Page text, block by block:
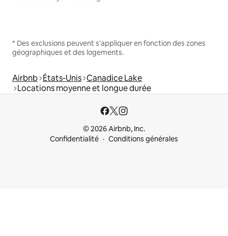
* Des exclusions peuvent s'appliquer en fonction des zones
géographiques et des logements.
Airbnb États-Unis Canadice Lake
Locations moyenne et longue durée
© 2026 Airbnb, Inc.
Confidentialité
Conditions générales